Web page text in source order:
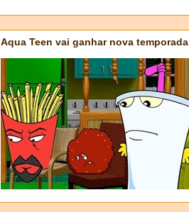
Aqua Teen vai ganhar nova temporada